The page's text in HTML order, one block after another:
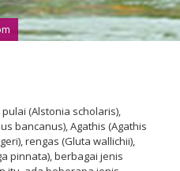
(Alstonia scholaris),
bancanus), Agathis (Agathis
rengas (Gluta wallichii),
pinnata), berbagai jenis